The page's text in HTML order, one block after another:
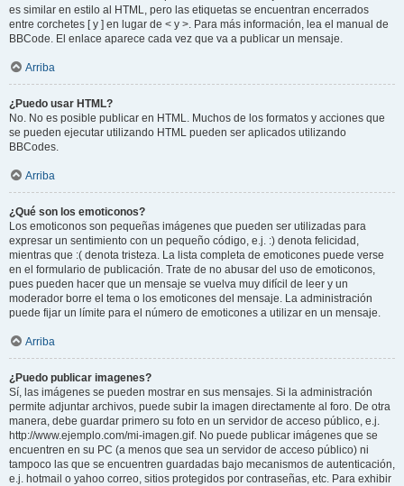
es similar en estilo al HTML, pero las etiquetas se encuentran encerrados
entre corchetes [ y ] en lugar de < y >. Para más información, lea el manual de
BBCode. El enlace aparece cada vez que va a publicar un mensaje.
Arriba
¿Puedo usar HTML?
No. No es posible publicar en HTML. Muchos de los formatos y acciones que
se pueden ejecutar utilizando HTML pueden ser aplicados utilizando
BBCodes.
Arriba
¿Qué son los emoticonos?
Los emoticonos son pequeñas imágenes que pueden ser utilizadas para
expresar un sentimiento con un pequeño código, e.j. :) denota felicidad,
mientras que :( denota tristeza. La lista completa de emoticones puede verse
en el formulario de publicación. Trate de no abusar del uso de emoticonos,
pues pueden hacer que un mensaje se vuelva muy difícil de leer y un
moderador borre el tema o los emoticones del mensaje. La administración
puede fijar un límite para el número de emoticones a utilizar en un mensaje.
Arriba
¿Puedo publicar imagenes?
Sí, las imágenes se pueden mostrar en sus mensajes. Si la administración
permite adjuntar archivos, puede subir la imagen directamente al foro. De otra
manera, debe guardar primero su foto en un servidor de acceso público, e.j.
http://www.ejemplo.com/mi-imagen.gif. No puede publicar imágenes que se
encuentren en su PC (a menos que sea un servidor de acceso público) ni
tampoco las que se encuentren guardadas bajo mecanismos de autenticación,
e.j. hotmail o yahoo correo, sitios protegidos por contraseñas, etc. Para exhibir